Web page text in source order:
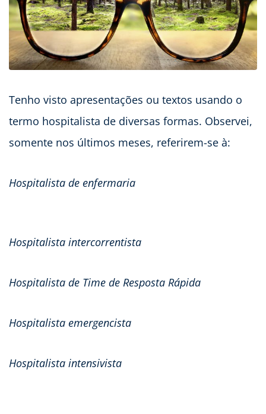
Tenho visto apresentações ou textos usando o
termo hospitalista de diversas formas. Observei,
somente nos últimos meses, referirem-se à:
Hospitalista de enfermaria
Hospitalista intercorrentista
Hospitalista de Time de Resposta Rápida
Hospitalista emergencista
Hospitalista intensivista